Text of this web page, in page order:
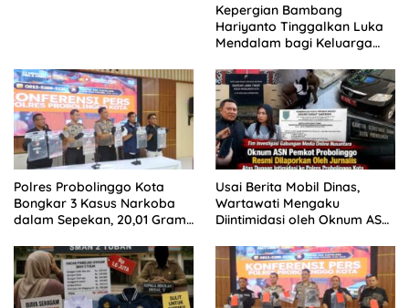
Kepergian Bambang
Hariyanto Tinggalkan Luka
Mendalam bagi Keluarga
Polres Probolinggo Kota
Bongkar 3 Kasus Narkoba
dalam Sepekan, 20,01 Gram
Usai Berita Mobil Dinas,
Wartawati Mengaku
Diintimidasi oleh Oknum ASN
Tempuh Jalur Hukum